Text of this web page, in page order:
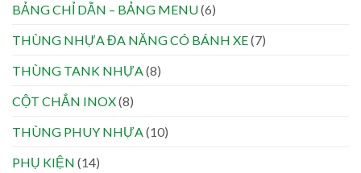
BẢNG CHỈ DẪN – BẢNG MENU(6)
THÙNG NHỰA ĐA NĂNG CÓ BÁNH XE(7)
THÙNG TANK NHỰA (8)
CỘT CHẮN INOX(8)
THÙNG PHUY NHỰA (10)
PHỤ KIỆN (14)